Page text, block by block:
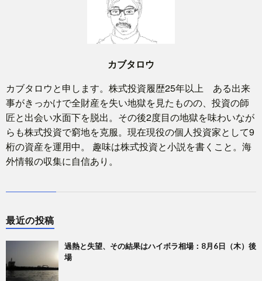
カブタロウ
カブタロウと申します。株式投資履歴25年以上 ある出来
事がきっかけで全財産を失い地獄を見たものの、投資の師
匠と出会い水面下を脱出。その後2度目の地獄を味わいなが
らも株式投資で窮地を克服。現在現役の個人投資家として9
桁の資産を運用中。 趣味は株式投資と小説を書くこと。海
外情報の収集に自信あり。
最近の投稿
過熱と失望、その結果はハイボラ相場：8月6日（木）後
場